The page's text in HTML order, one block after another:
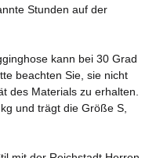
Stunden auf der
kann bei 30 Grad
beachten Sie, sie nicht
des Materials zu erhalten.
und trägt die Größe S,